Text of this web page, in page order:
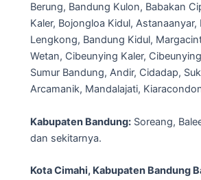
Berung, Bandung Kulon, Babakan
Kaler, Bojongloa Kidul, Astanaanyar,
Lengkong, Bandung Kidul,
Wetan, Cibeunying Kaler,
Sumur Bandung, Andir, Cidadap,
Arcamanik, Mandalajati,
Kabupaten Bandung: Soreang,
dan sekitarnya.
Kota Cimahi, Kabupaten Bandung